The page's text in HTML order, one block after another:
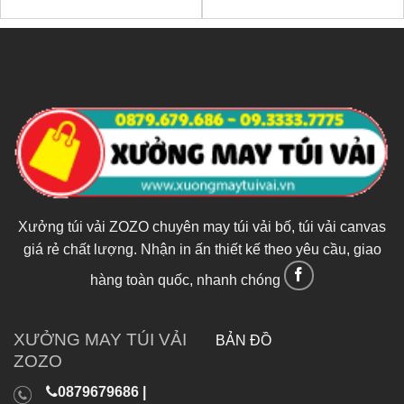
Xưởng túi vải ZOZO chuyên may túi vải bố, túi vải canvas
giá rẻ chất lượng. Nhận in ấn thiết kế theo yêu cầu, giao
hàng toàn quốc, nhanh chóng
XƯỞNG MAY TÚI VẢI
ZOZO
0879679686 |
BẢN ĐỒ